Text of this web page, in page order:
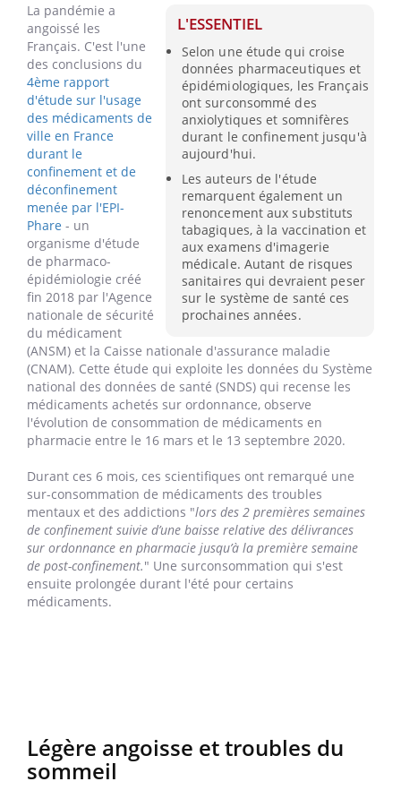
L'ESSENTIEL
Selon une étude qui croise
données pharmaceutiques et
épidémiologiques, les Français
ont surconsommé des
anxiolytiques et somnifères
durant le confinement jusqu'à
aujourd'hui.
Les auteurs de l'étude
remarquent également un
renoncement aux substituts
tabagiques, à la vaccination et
aux examens d'imagerie
médicale. Autant de risques
sanitaires qui devraient peser
sur le système de santé ces
prochaines années.
La pandémie a
angoissé les
Français. C'est l'une
des conclusions du
4ème rapport
d'étude sur l'usage
des médicaments de
ville en France
durant le
confinement et de
déconfinement
menée par l'EPI-
Phare - un
organisme d'étude
de pharmaco-
épidémiologie créé
fin 2018 par l'Agence
nationale de sécurité
du médicament
(ANSM) et la Caisse nationale d'assurance maladie
(CNAM). Cette étude qui exploite les données du Système
national des données de santé (SNDS) qui recense les
médicaments achetés sur ordonnance, observe
l'évolution de consommation de médicaments en
pharmacie entre le 16 mars et le 13 septembre 2020.
Durant ces 6 mois, ces scientifiques ont remarqué une
sur-consommation de médicaments des troubles
mentaux et des addictions "lors des 2 premières semaines
de confinement suivie d’une baisse relative des délivrances
sur ordonnance en pharmacie jusqu’à la première semaine
de post-confinement." Une surconsommation qui s'est
ensuite prolongée durant l'été pour certains
médicaments.
Légère angoisse et troubles du
sommeil